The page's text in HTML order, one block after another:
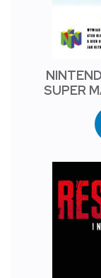
SUPER